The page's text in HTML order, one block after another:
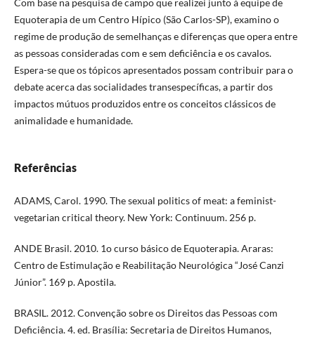
Com base na pesquisa de campo que realizei junto à equipe de
Equoterapia de um Centro Hípico (São Carlos-SP), examino o
regime de produção de semelhanças e diferenças que opera entre
as pessoas consideradas com e sem deficiência e os cavalos.
Espera-se que os tópicos apresentados possam contribuir para o
debate acerca das socialidades transespecíficas, a partir dos
impactos mútuos produzidos entre os conceitos clássicos de
animalidade e humanidade.
Referências
ADAMS, Carol. 1990. The sexual politics of meat: a feminist-
vegetarian critical theory. New York: Continuum. 256 p.
ANDE Brasil. 2010. 1o curso básico de Equoterapia. Araras:
Centro de Estimulação e Reabilitação Neurológica “José Canzi
Júnior”. 169 p. Apostila.
BRASIL. 2012. Convenção sobre os Direitos das Pessoas com
Deficiência. 4. ed. Brasília: Secretaria de Direitos Humanos,